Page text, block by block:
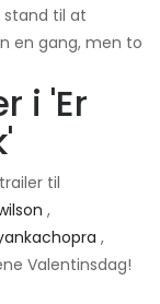
stand til at
en gang, men to
i 'Er
til
,
,
Valentinsdag!